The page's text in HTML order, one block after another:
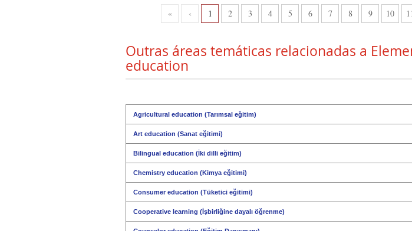
« ‹ 1 2 3 4 5 6 7 8 9 10
Outras áreas temáticas relacionadas a
education
Agricultural education (Tarımsal eğitim)
Art education (Sanat eğitimi)
Bilingual education (İki dilli eğitim)
Chemistry education (Kimya eğitimi)
Consumer education (Tüketici eğitimi)
Cooperative learning (İşbirliğine dayalı öğrenme)